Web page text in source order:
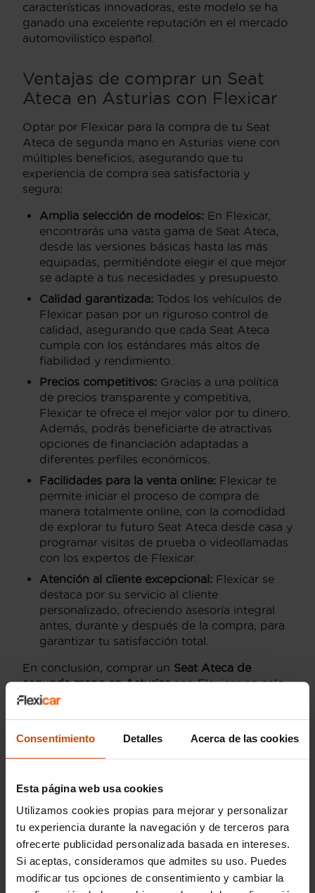
Consentimiento Detalles Acerca de las cookies
Esta página web usa cookies
Utilizamos cookies propias para mejorar y personalizar
tu experiencia durante la navegación y de terceros para
ofrecerte publicidad personalizada basada en intereses.
Si aceptas, consideramos que admites su uso. Puedes
modificar tus opciones de consentimiento y cambiar la
características innovadoras, este modelo se ha
ganado una excelente reputación en el mercado
automovilístico español.
Ventajas de comprar un Seat
Ateca en Asturias con Flexicar
Optar por Flexicar para la compra de tu Seat
Ateca de segunda mano en Asturias viene con
múltiples beneficios, asegurando que tu
experiencia de compra sea satisfactoria y
segura:
Amplia selección de modelos: En Flexicar,
encontrarás una vasta gama de Seat Ateca,
desde las versiones básicas hasta las más
equipadas, permitiéndote elegir el que mejor
se adapte a tus necesidades y presupuesto.
Calidad garantizada: Todos los vehículos de
Flexicar pasan por un riguroso control de
calidad, asegurando que cada Seat Ateca
cumpla con los estándares más altos de
fiabilidad y rendimiento.
Precios competitivos: Gracias a una política
de precios transparente y competitiva,
Flexicar te ofrece el mejor valor por tu dinero.
Además, podrás beneficiarte de atractivas
opciones de financiación adaptadas a
diferentes perfiles económicos.
Facilidades para la venta online: Flexicar te
permite iniciar el proceso de compra de
manera totalmente online, con la comodidad
de explorar tu futuro Seat Ateca desde casa y
programar visitas de prueba o videollamadas
con los expertos de Flexicar.
Atención al cliente excepcional: Flexicar se
destaca por su servicio al cliente
personalizado, ofreciendo asesoría integral
antes, durante y después de la compra, para
garantizar tu satisfacción total.
En conclusión, comprar un Seat Ateca de
segunda mano en Asturiascon Flexicar no solo
es una elección práctica sino también
respaldo de un líder en el sector de coches de
ocasión y un servicio a medida que se adapta a
Mejores versiones y
acabados del SEAT
Ateca en Asturias